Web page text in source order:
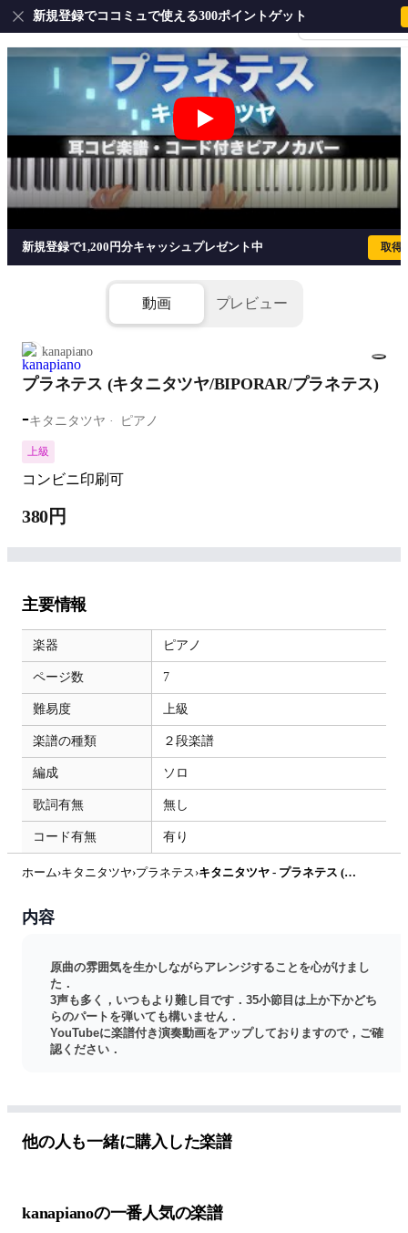
会員登録・ログイ
新規登録でココミュで使える300ポイントゲット
プラネテス (キタニタツヤ/BIPORAR/
新規登録で1,200円分キャッシュプレゼント中 取得
動画 プレビュー
kanapiano
プラネテス (キタニタツヤ/BIPORAR/プラネテス)
-キタニタツヤ ピアノ
上級
コンビニ印刷可
380円
主要情報
楽器 ピアノ
ページ数 7
難易度 上級
楽譜の種類 ２段楽譜
編成 ソロ
歌詞有無 無し
コード有無 有り
ホーム›キタニタツヤ›プラネテス › キタニタツヤ - プラネテス (キタニタツヤ/BIPORAR/プラネテス) by kanapiano
内容
原曲の雰囲気を生かしながらアレンジすることを心がけまし
た．
3声も多く，いつもより難し目です．35小節目は上か下かどち
らのパートを弾いても構いません．
YouTubeに楽譜付き演奏動画をアップしておりますので，ご確
認ください．
フジテレビ系 木曜劇場 『ゴシップ #彼女が知りたい本当の〇
〇』W主題歌
他の人も一緒に購入した楽譜
kanapianoの一番人気の楽譜